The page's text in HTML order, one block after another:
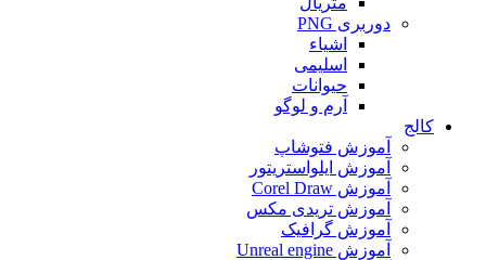
دوربری PNG
اشیاء
اسلیمی
حیوانات
آرم و لوگو
کالج
آموزش فتوشاپ
آموزش ایلواستریتور
آموزش Corel Draw
آموزش تریدی مکس
آموزش گرافیک
آموزش Unreal engine